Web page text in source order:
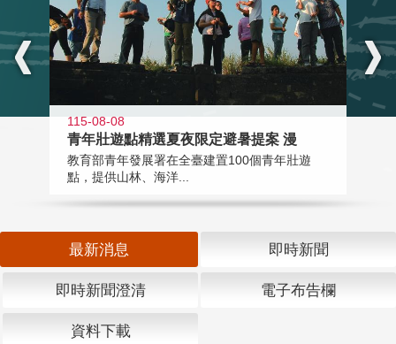
115-08-08
青年壯遊點精選夏夜限定避暑提案 漫
教育部青年發展署在全臺建置100個青年壯遊
點，提供山林、海洋...
最新消息 即時新聞
即時新聞澄清 電子布告欄
資料下載